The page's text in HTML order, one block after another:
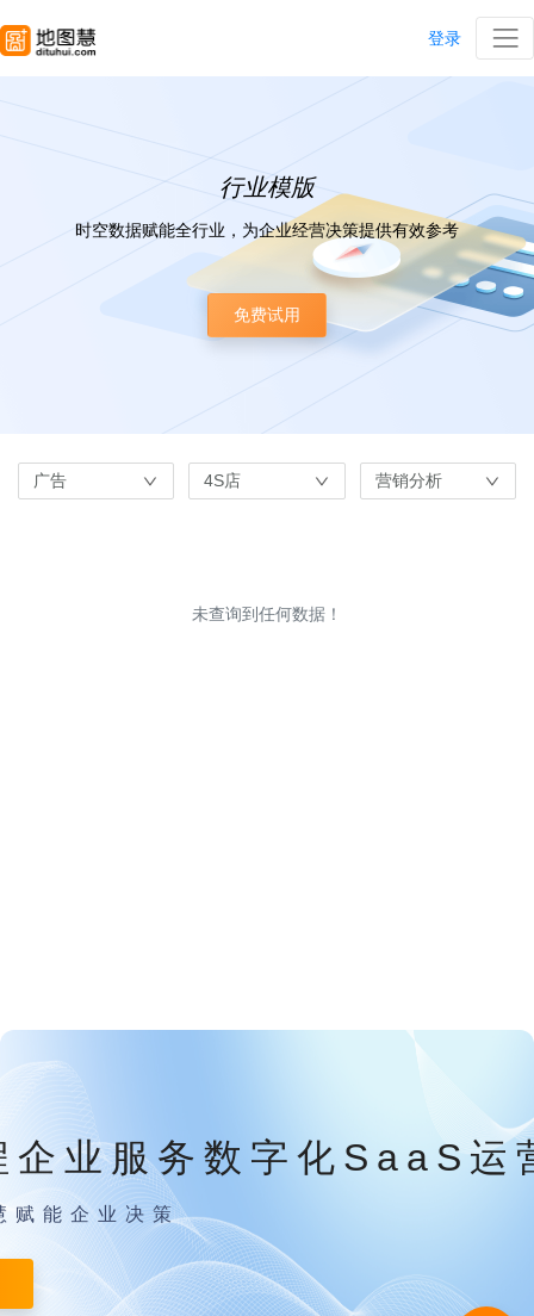
登录
行业模版
时空数据赋能全行业，为企业经营决策提供有效参考
免费试用
广告 4S店 营销分析
未查询到任何数据！
企业服务数字化SaaS运
赋能企业决策